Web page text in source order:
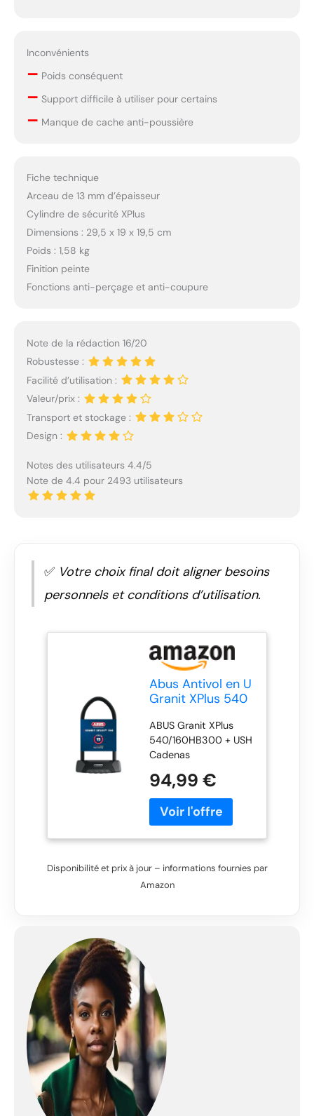
Inconvénients
– Poids conséquent
– Support difficile à utiliser pour certains
– Manque de cache anti-poussière
Fiche technique
Arceau de 13 mm d’épaisseur
Cylindre de sécurité XPlus
Dimensions : 29,5 x 19 x 19,5 cm
Poids : 1,58 kg
Finition peinte
Fonctions anti-perçage et anti-coupure
Note de la rédaction 16/20
Robustesse :
Facilité d’utilisation :
Valeur/prix :
Transport et stockage :
Design :
Notes des utilisateurs 4.4/5
Note de 4.4 pour 2493 utilisateurs
✅ Votre choix final doit aligner besoins
personnels et conditions d’utilisation.
Abus Antivol en U
Granit XPlus 540
antivol pour vélo
avec Arceau de
13 mm
d'épaisseur et
Cylindre XPlus
Niveau de
sécurité 15-300
mm Hauteur
d'arceau, Noir
ABUS Granit XPlus
540/160HB300 + USH
Cadenas
94,99 €
Disponibilité et prix à jour – informations fournies par
Amazon